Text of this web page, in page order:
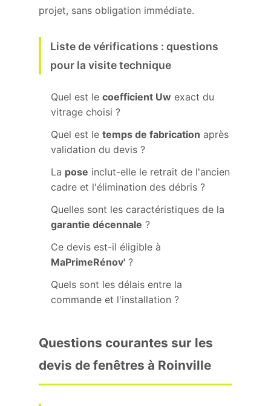
projet, sans obligation immédiate.
Liste de vérifications : questions
pour la visite technique
Quel est le coefficient Uw exact du
vitrage choisi ?
Quel est le temps de fabrication après
validation du devis ?
La pose inclut-elle le retrait de l'ancien
cadre et l'élimination des débris ?
Quelles sont les caractéristiques de la
garantie décennale ?
Ce devis est-il éligible à
MaPrimeRénov' ?
Quels sont les délais entre la
commande et l'installation ?
Questions courantes sur les
devis de fenêtres à Roinville